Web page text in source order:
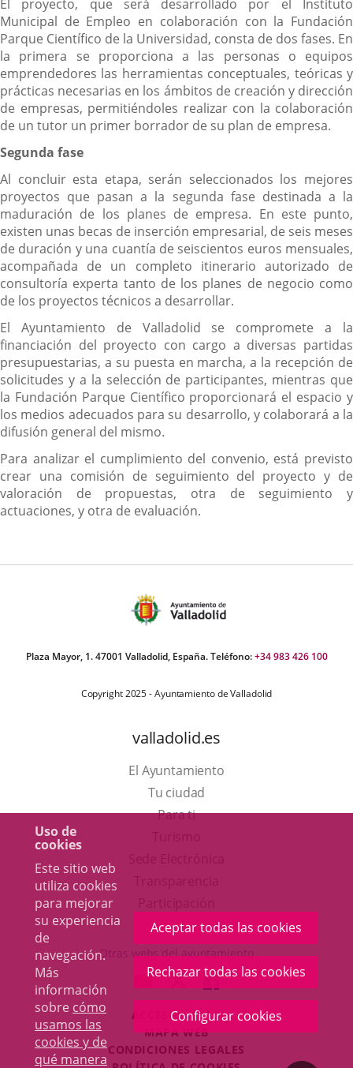
Uso de
cookies
Este sitio web
utiliza cookies
para mejorar
su experiencia
de
navegación.
Más
información
sobre cómo
usamos las
cookies y de
qué manera
Aceptar todas las cookies
Rechazar todas las cookies
Configurar cookies
El proyecto, que será desarrollado por el Instituto
Municipal de Empleo en colaboración con la Fundación
Parque Científico de la Universidad, consta de dos fases. En
la primera se proporciona a las personas o equipos
emprendedores las herramientas conceptuales, teóricas y
prácticas necesarias en los ámbitos de creación y dirección
de empresas, permitiéndoles realizar con la colaboración
de un tutor un primer borrador de su plan de empresa.
Segunda fase
Al concluir esta etapa, serán seleccionados los mejores
proyectos que pasan a la segunda fase destinada a la
maduración de los planes de empresa. En este punto,
existen unas becas de inserción empresarial, de seis meses
de duración y una cuantía de seiscientos euros mensuales,
acompañada de un completo itinerario autorizado de
consultoría experta tanto de los planes de negocio como
de los proyectos técnicos a desarrollar.
El Ayuntamiento de Valladolid se compromete a la
financiación del proyecto con cargo a diversas partidas
presupuestarias, a su puesta en marcha, a la recepción de
solicitudes y a la selección de participantes, mientras que
la Fundación Parque Científico proporcionará el espacio y
los medios adecuados para su desarrollo, y colaborará a la
difusión general del mismo.
Para analizar el cumplimiento del convenio, está previsto
crear una comisión de seguimiento del proyecto y de
valoración de propuestas, otra de seguimiento y
actuaciones, y otra de evaluación.
Plaza Mayor, 1. 47001 Valladolid, España. Teléfono:+34 983 426 100
Copyright 2025 - Ayuntamiento de Valladolid
valladolid.es
El Ayuntamiento
Tu ciudad
Para ti
en
una
ventana
nueva.
aplicación
externa.
Otras webs del ayuntamiento
ENLACE
A
UNA
APLICACIÓN
EXTERNA.
ENLACE
A
UNA
APLICACIÓN
EXTERNA.
ENLACE
A
UNA
EXTERNA.
ACCESIBILIDAD
MAPA WEB
CONDICIONES LEGALES